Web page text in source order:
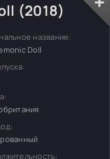
(2018)
название:
Doll